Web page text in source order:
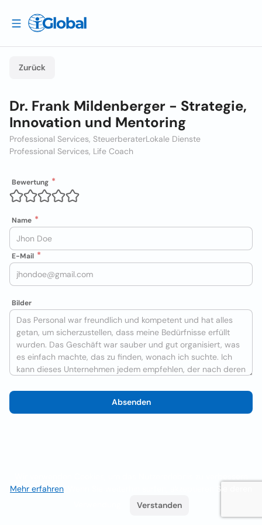
Zurück
Dr. Frank Mildenberger - Strategie,
Innovation und Mentoring
Professional Services, SteuerberaterLokale Dienste
Professional Services, Life Coach
Bewertung
Name
E-Mail
Bilder
Absenden
Mehr erfahren . Wenn Sie weiterhin surfen, akzeptieren Sie deren
Verstanden